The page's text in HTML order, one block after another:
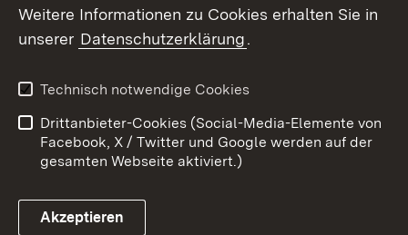
Link zum Landesportal
Kontakt
Datenschutz
Barrierefreiheit
Impressum Cookies
Weitere Informationen zu Cookies erhalten Sie in
unserer Datenschutzerklärung.
Technisch notwendige Cookies
Drittanbieter-Cookies (Social-Media-Elemente von
Facebook, X / Twitter und Google werden auf der
gesamten Webseite aktiviert.)
Akzeptieren